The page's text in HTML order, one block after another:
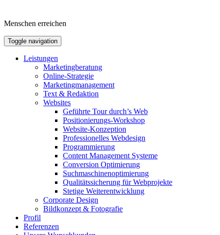
Menschen erreichen
Toggle navigation
Leistungen
Marketingberatung
Online-Strategie
Marketingmanagement
Text & Redaktion
Websites
Geführte Tour durch’s Web
Positionierungs-Workshop
Website-Konzeption
Professionelles Webdesign
Programmierung
Content Management Systeme
Conversion Optimierung
Suchmaschinenoptimierung
Qualitätssicherung für Webprojekte
Stetige Weiterentwicklung
Corporate Design
Bildkonzept & Fotografie
Profil
Referenzen